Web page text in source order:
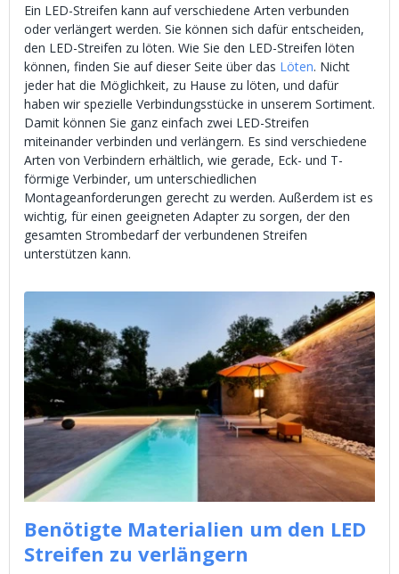
Ein LED-Streifen kann auf verschiedene Arten verbunden
oder verlängert werden. Sie können sich dafür entscheiden,
den LED-Streifen zu löten. Wie Sie den LED-Streifen löten
können, finden Sie auf dieser Seite über das Löten. Nicht
jeder hat die Möglichkeit, zu Hause zu löten, und dafür
haben wir spezielle Verbindungsstücke in unserem Sortiment.
Damit können Sie ganz einfach zwei LED-Streifen
miteinander verbinden und verlängern. Es sind verschiedene
Arten von Verbindern erhältlich, wie gerade, Eck- und T-
förmige Verbinder, um unterschiedlichen
Montageanforderungen gerecht zu werden. Außerdem ist es
wichtig, für einen geeigneten Adapter zu sorgen, der den
gesamten Strombedarf der verbundenen Streifen
unterstützen kann.
Benötigte Materialien um den LED
Streifen zu verlängern